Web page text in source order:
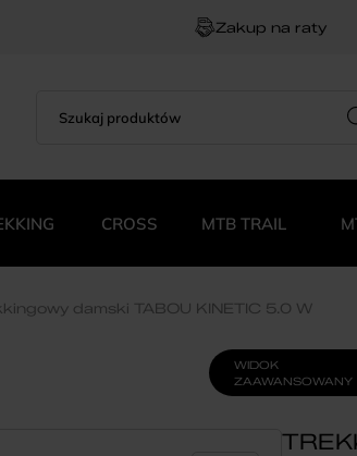
Zakup na raty
produktów
CROSS MTB TRAIL
damski TABOU KINETIC 5.0 W
WIDOK
ZAAWANSOWANY